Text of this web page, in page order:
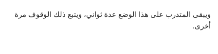
ويبقى المتدرب على هذا الوضع عدة ثواني، ويتبع ذلك الوقوف مرة
أخرى.